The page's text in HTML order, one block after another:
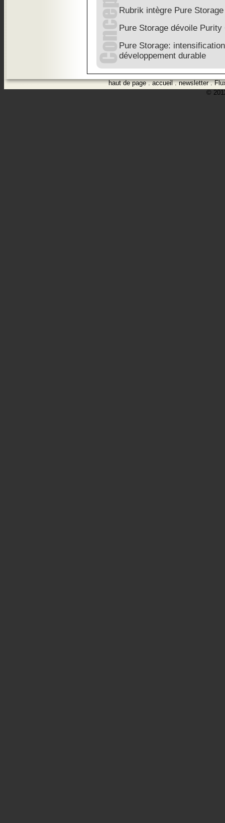
Rubrik intègre Pure Storage
Pure Storage dévoile
Pure Storage:
développement durable
haut de page.accueil.newsletter.
©